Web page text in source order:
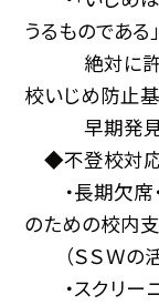
うるものである
絶対に許さ
校いじめ防止
早期発見
◆不登校対
・長期欠席
のための校内
（ＳＳＷの活
・スクリー